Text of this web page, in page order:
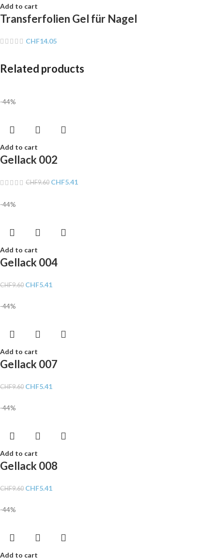
Add to cart
Transferfolien Gel für Nagel
CHF14.05
Related products
-44%
Add to cart
Gellack 002
CHF9.60 CHF5.41
-44%
Add to cart
Gellack 004
CHF9.60 CHF5.41
-44%
Add to cart
Gellack 007
CHF9.60 CHF5.41
-44%
Add to cart
Gellack 008
CHF9.60 CHF5.41
-44%
Add to cart